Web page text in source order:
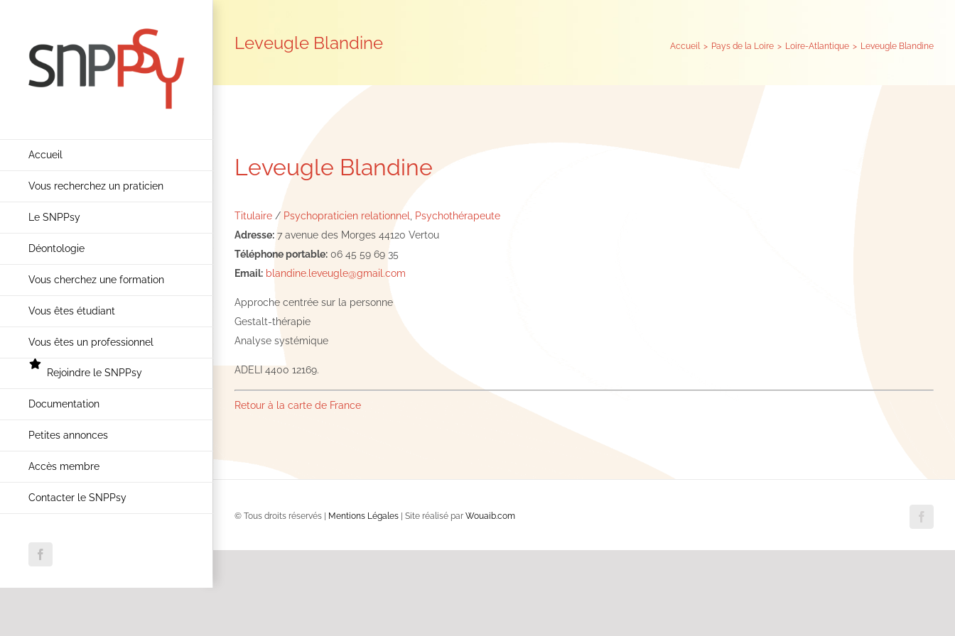
contenu
Accueil
Vous recherchez un praticien
Le SNPPsy
Déontologie
Vous cherchez une formation
Vous êtes étudiant
Vous êtes un professionnel
Rejoindre le SNPPsy
Documentation
Petites annonces
Accès membre
Contacter le SNPPsy
Facebook
Leveugle Blandine Accueil Pays de la Loire Loire-Atlantique Leveugle Blandine
Leveugle Blandine
Titulaire / Psychopraticien relationnel
Psychothérapeute
Adresse: 7 avenue des Morges 44120 Vertou
Téléphone portable: 06 45 59 69 35
Email: blandine.leveugle@gmail.com
Approche centrée sur la personne
Gestalt-thérapie
Analyse systémique
ADELI 4400 12169.
Retour à la carte de France
© Tous droits réservés | Mentions Légales | Site réalisé par Wouaib.com